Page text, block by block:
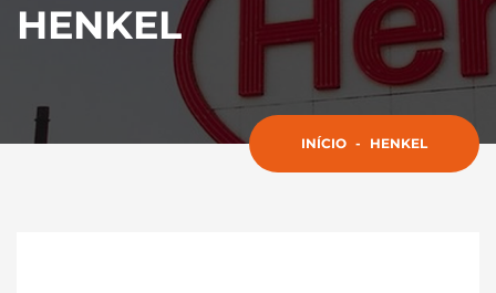
HENKEL
INÍCIO - HENKEL